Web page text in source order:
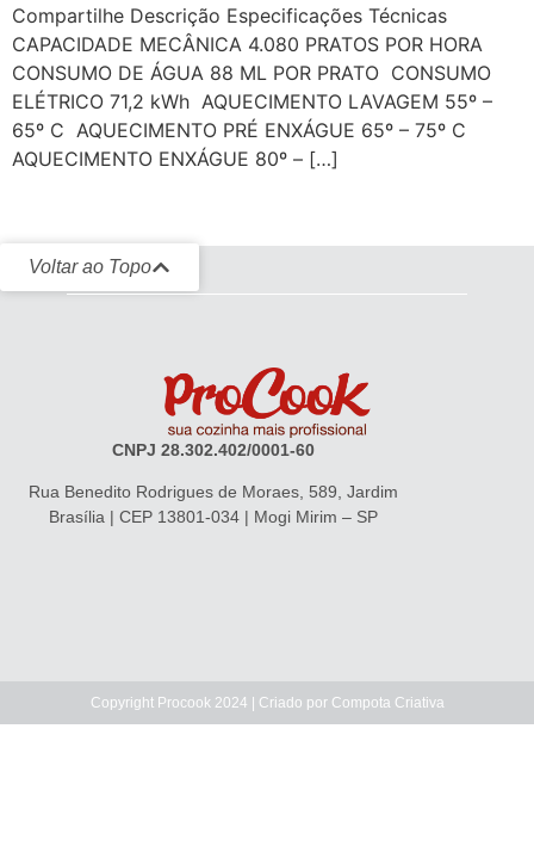
Compartilhe Descrição Especificações Técnicas
CAPACIDADE MECÂNICA 4.080 PRATOS POR HORA
CONSUMO DE ÁGUA 88 ML POR PRATO CONSUMO
ELÉTRICO 71,2 kWh AQUECIMENTO LAVAGEM 55º –
65º C AQUECIMENTO PRÉ ENXÁGUE 65º – 75º C
AQUECIMENTO ENXÁGUE 80º – […]
Voltar ao Topo
CNPJ 28.302.402/0001-60
Rua Benedito Rodrigues de Moraes, 589, Jardim
Brasília | CEP 13801-034 | Mogi Mirim – SP
Copyright Procook 2024 | Criado por Compota Criativa